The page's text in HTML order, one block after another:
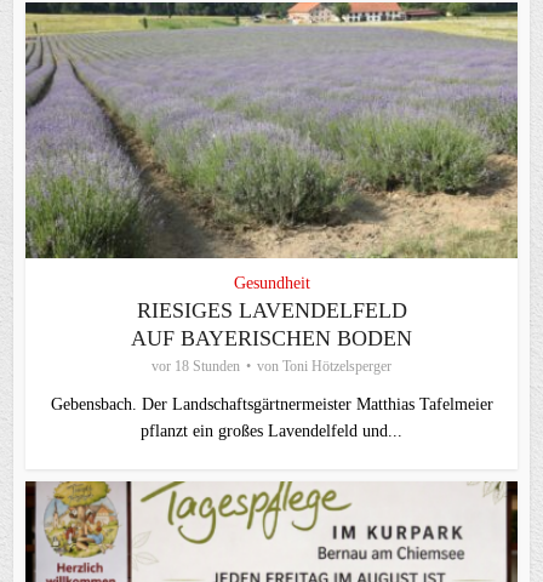
Gesundheit
RIESIGES LAVENDELFELD
AUF BAYERISCHEN BODEN
vor 18 Stunden von Toni Hötzelsperger
Gebensbach. Der Landschaftsgärtnermeister Matthias Tafelmeier
pflanzt ein großes Lavendelfeld und...